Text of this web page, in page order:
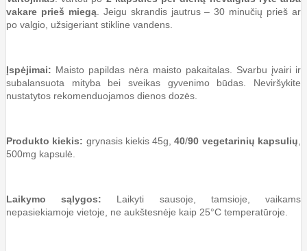
vakare prieš miegą. Jeigu skrandis jautrus – 30 minučių prieš ar
po valgio, užsigeriant stikline vandens.
Įspėjimai: Maisto papildas nėra maisto pakaitalas. Svarbu įvairi ir
subalansuota mityba bei sveikas gyvenimo būdas. Neviršykite
nustatytos rekomenduojamos dienos dozės.
Produkto kiekis: grynasis kiekis 45g,40/90 vegetarinių kapsulių
500mg kapsulė.
Laikymo sąlygos: Laikyti sausoje, tamsioje, vaikams
nepasiekiamoje vietoje, ne aukštesnėje kaip 25°C temperatūroje.